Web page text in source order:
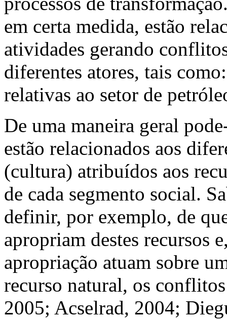
em certa medida, estão
atividades gerando
diferentes atores, tais
relativas ao setor de
De uma maneira geral
estão relacionados aos
(cultura) atribuídos aos
de cada segmento social.
definir, por exemplo, de
apropriam destes recursos
apropriação atuam sobre
recurso natural, os
2005; Acselrad, 2004;